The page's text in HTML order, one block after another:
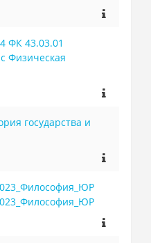
ФК 43.03.01
Физическая
государства и